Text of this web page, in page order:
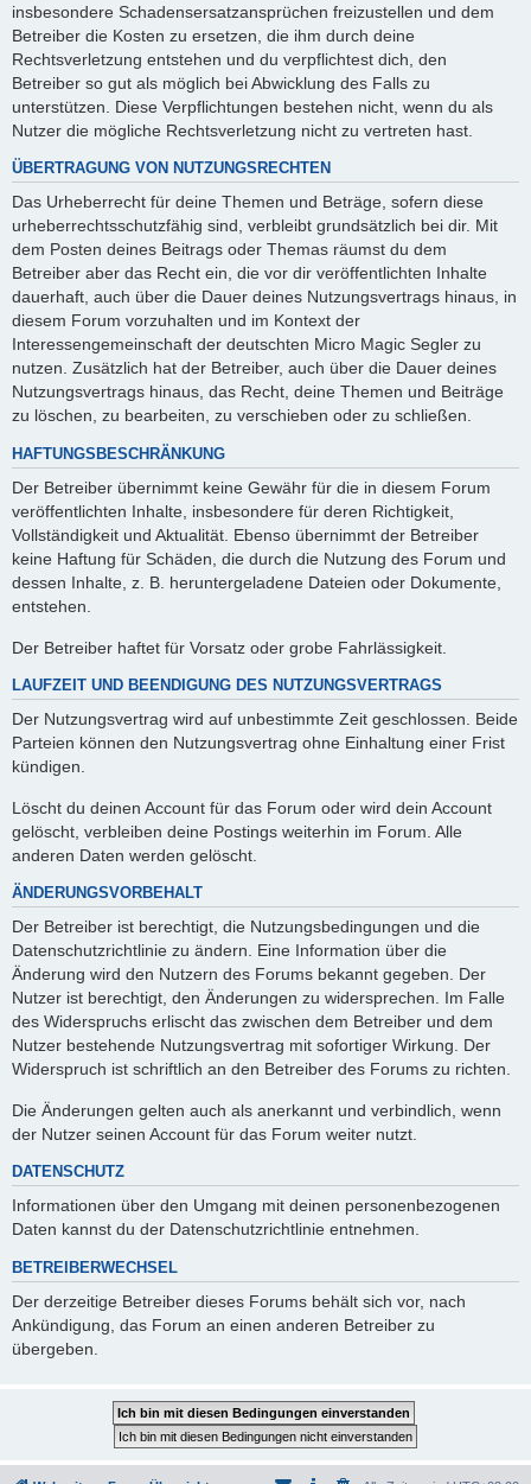
insbesondere Schadensersatzansprüchen freizustellen und dem
Betreiber die Kosten zu ersetzen, die ihm durch deine
Rechtsverletzung entstehen und du verpflichtest dich, den
Betreiber so gut als möglich bei Abwicklung des Falls zu
unterstützen. Diese Verpflichtungen bestehen nicht, wenn du als
Nutzer die mögliche Rechtsverletzung nicht zu vertreten hast.
ÜBERTRAGUNG VON NUTZUNGSRECHTEN
Das Urheberrecht für deine Themen und Beträge, sofern diese
urheberrechtsschutzfähig sind, verbleibt grundsätzlich bei dir. Mit
dem Posten deines Beitrags oder Themas räumst du dem
Betreiber aber das Recht ein, die vor dir veröffentlichten Inhalte
dauerhaft, auch über die Dauer deines Nutzungsvertrags hinaus, in
diesem Forum vorzuhalten und im Kontext der
Interessengemeinschaft der deutschten Micro Magic Segler zu
nutzen. Zusätzlich hat der Betreiber, auch über die Dauer deines
Nutzungsvertrags hinaus, das Recht, deine Themen und Beiträge
zu löschen, zu bearbeiten, zu verschieben oder zu schließen.
HAFTUNGSBESCHRÄNKUNG
Der Betreiber übernimmt keine Gewähr für die in diesem Forum
veröffentlichten Inhalte, insbesondere für deren Richtigkeit,
Vollständigkeit und Aktualität. Ebenso übernimmt der Betreiber
keine Haftung für Schäden, die durch die Nutzung des Forum und
dessen Inhalte, z. B. heruntergeladene Dateien oder Dokumente,
entstehen.
Der Betreiber haftet für Vorsatz oder grobe Fahrlässigkeit.
LAUFZEIT UND BEENDIGUNG DES NUTZUNGSVERTRAGS
Der Nutzungsvertrag wird auf unbestimmte Zeit geschlossen. Beide
Parteien können den Nutzungsvertrag ohne Einhaltung einer Frist
kündigen.
Löscht du deinen Account für das Forum oder wird dein Account
gelöscht, verbleiben deine Postings weiterhin im Forum. Alle
anderen Daten werden gelöscht.
ÄNDERUNGSVORBEHALT
Der Betreiber ist berechtigt, die Nutzungsbedingungen und die
Datenschutzrichtlinie zu ändern. Eine Information über die
Änderung wird den Nutzern des Forums bekannt gegeben. Der
Nutzer ist berechtigt, den Änderungen zu widersprechen. Im Falle
des Widerspruchs erlischt das zwischen dem Betreiber und dem
Nutzer bestehende Nutzungsvertrag mit sofortiger Wirkung. Der
Widerspruch ist schriftlich an den Betreiber des Forums zu richten.
Die Änderungen gelten auch als anerkannt und verbindlich, wenn
der Nutzer seinen Account für das Forum weiter nutzt.
DATENSCHUTZ
Informationen über den Umgang mit deinen personenbezogenen
Daten kannst du der Datenschutzrichtlinie entnehmen.
BETREIBERWECHSEL
Der derzeitige Betreiber dieses Forums behält sich vor, nach
Ankündigung, das Forum an einen anderen Betreiber zu
übergeben.